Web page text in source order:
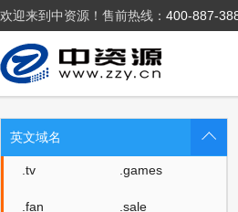
欢迎来到中资源！售前热线： 400-887-
英文域名
.pet .pink
.poker .promo
.ski .vote
.voto
.tv .games
.fan .sale